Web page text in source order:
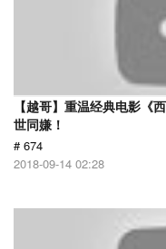
【越哥】重温经典电影《
世同嫌！
# 674
2018-09-14 02:28